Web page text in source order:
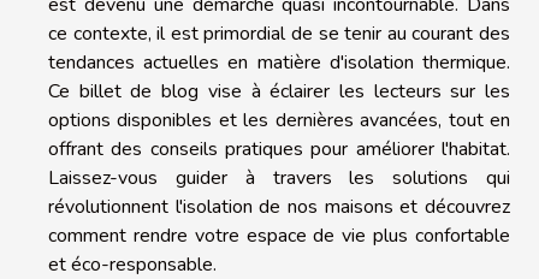
ce contexte, il est primordial de se tenir au courant des
tendances actuelles en matière d'isolation thermique.
Ce billet de blog vise à éclairer les lecteurs sur les
options disponibles et les dernières avancées, tout en
offrant des conseils pratiques pour améliorer l'habitat.
Laissez-vous guider à travers les solutions qui
révolutionnent l'isolation de nos maisons et découvrez
comment rendre votre espace de vie plus confortable
et éco-responsable.